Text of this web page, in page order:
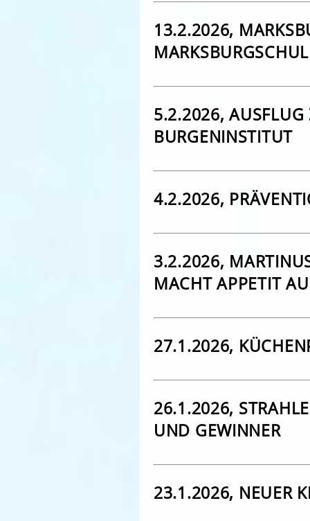
13.2.2026,
5.2.2026, AUSFLUG
BURGENINSTITUT
4.2.2026,
3.2.2026,
MACHT APPETIT
27.1.2026,
26.1.2026,
UND GEWINNER
23.1.2026, NEUER